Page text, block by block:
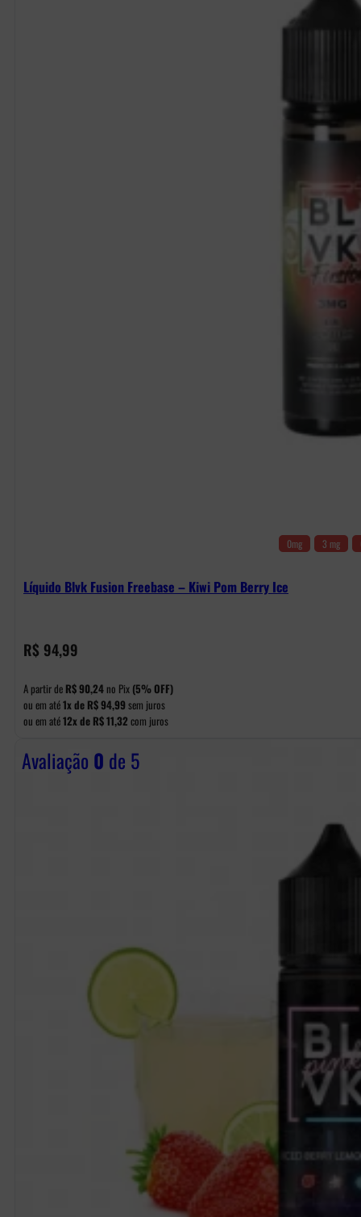
0mg 3 mg
Líquido Blvk Fusion Freebase – Kiwi Pom Berry Ice
R$ 94,99
A partir de R$90,24 no Pix (5% OFF)
ou em até1x de R$94,99 sem juros
ou em até12x de R$11,32 com juros
Avaliação 0 de 5